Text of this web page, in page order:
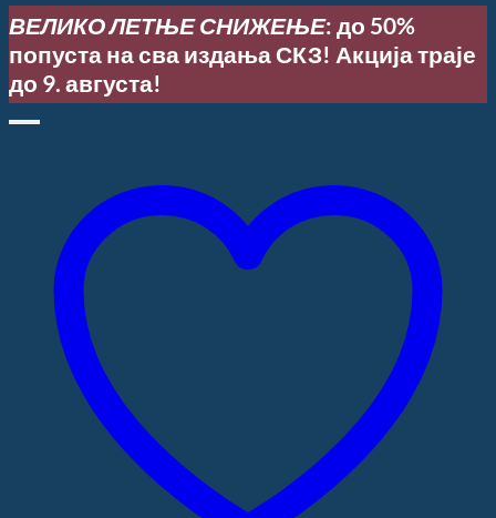
ВЕЛИКО ЛЕТЊЕ СНИЖЕЊЕ: до 50%
попуста на сва издања СКЗ! Акција траје
до 9. августа!